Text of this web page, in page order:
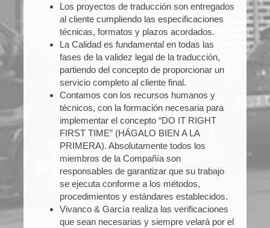
Los proyectos de traducción son entregados
al cliente cumpliendo las especificaciones
técnicas, formatos y plazos acordados.
La Calidad es fundamental en todas las
fases de la validez legal de la traducción,
partiendo del concepto de proporcionar un
servicio completo al cliente final.
Contamos con los recursos humanos y
técnicos, con la formación necesaria para
implementar el concepto “DO IT RIGHT
FIRST TIME” (HÁGALO BIEN A LA
PRIMERA). Absolutamente todos los
miembros de la Compañía son
responsables de garantizar que su trabajo
se ejecuta conforme a los métodos,
procedimientos y estándares establecidos.
Vivanco & García realiza las verificaciones
que sean necesarias y siempre velará por el